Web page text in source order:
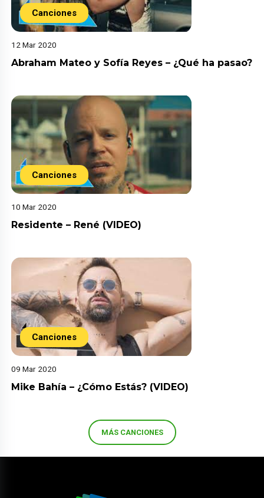
Canciones
12 Mar 2020
Abraham Mateo y Sofía Reyes – ¿Qué ha pasao?
Canciones
10 Mar 2020
Residente – René (VIDEO)
Canciones
09 Mar 2020
Mike Bahía – ¿Cómo Estás? (VIDEO)
MÁS CANCIONES